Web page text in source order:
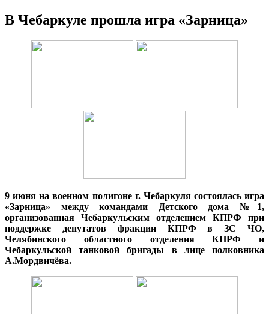
В Чебаркуле прошла игра «Зарница»
9 июня на военном полигоне г. Чебаркуля состоялась игра
«Зарница» между командами Детского дома №1,
организованная Чебаркульским отделением КПРФ при
поддержке депутатов фракции КПРФ в ЗС ЧО,
Челябинского областного отделения КПРФ и
Чебаркульской танковой бригады в лице полковника
А.Мордвичёва.